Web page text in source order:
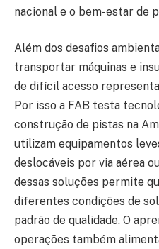
nacional e o bem-estar de
Além dos desafios
transportar máquinas e
de difícil acesso
Por isso a FAB testa
construção de pistas na
utilizam equipamentos
deslocáveis por via aérea
dessas soluções permite
diferentes condições de
padrão de qualidade. O
operações também